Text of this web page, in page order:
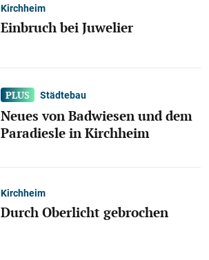
Kirchheim
Einbruch bei Juwelier
Städtebau
Neues von Badwiesen und dem
Paradiesle in Kirchheim
Kirchheim
Durch Oberlicht gebrochen